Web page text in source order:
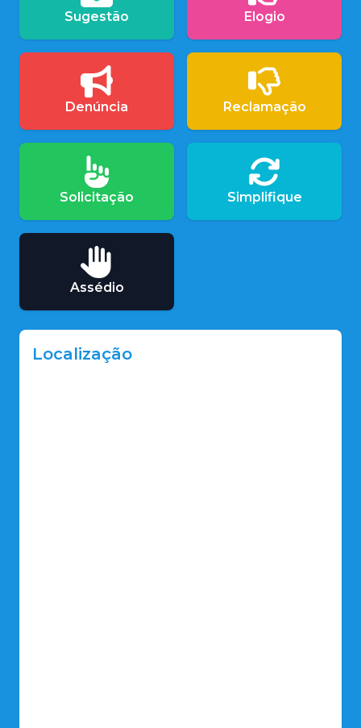
Sugestão Elogio
Denúncia Reclamação
Solicitação Simplifique
Assédio
Localização